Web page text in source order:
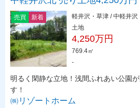
売買 新着
軽井沢・草津 / 中軽井沢
土地
4,250万円
769.4㎡
-
明るく閑静な立地！浅間ふれあい公園
す！
㈱リゾートホーム